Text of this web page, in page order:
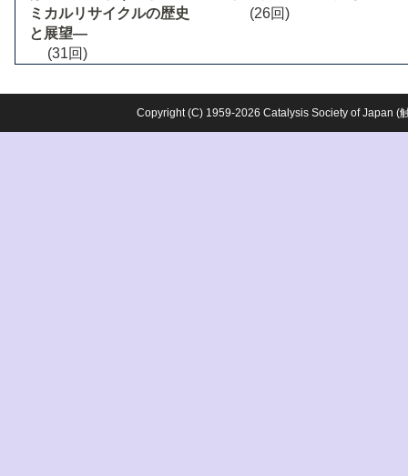
ミカルリサイクルの歴史
と展望―
(31回)
(26回)
Copyright (C) 1959-2026 Catalysis Society of Japan (